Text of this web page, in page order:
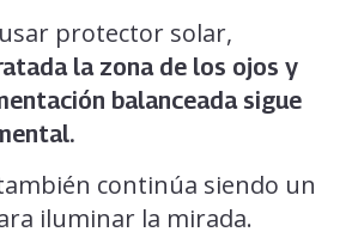
protector solar,
la zona de los ojos y
balanceada sigue
continúa siendo un
iluminar la mirada.